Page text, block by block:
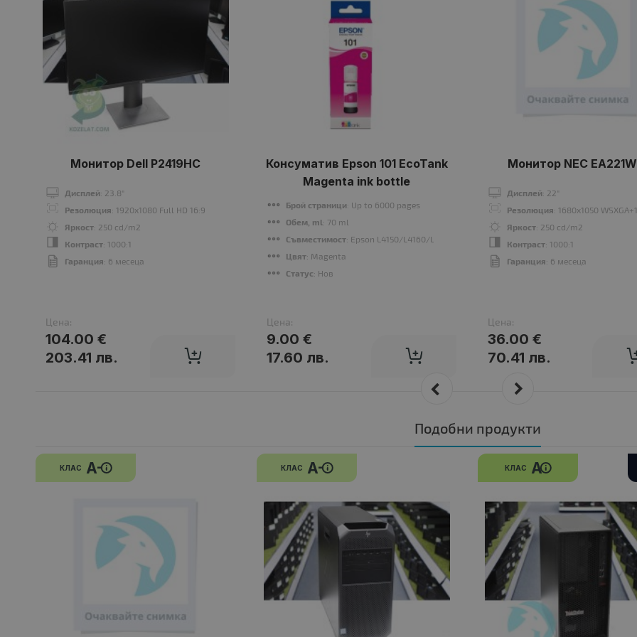
Монитор Dell P2419HC
Дисплей: 23.8"
Резолюция: 1920x1080 Full HD 16:9
Яркост: 250 cd/m2
Контраст: 1000:1
Гаранция: 6 месеца
Цена:
104.00 €
203.41 лв.
Консуматив Epson 101 EcoTank
Magenta ink bottle
Брой страници: Up to 6000 pages
Обем, ml : 70 ml
Съвместимост: Epson L4150/L4160/L6160/L6170/L6190 WiFi MFP
Цвят: Magenta
Статус: Нов
Цена:
9.00 €
17.60 лв.
Монитор NEC
Дисплей: 22"
Резолюция: 1680x1050
Яркост: 250 cd/m2
Контраст: 1000:1
Гаранция: 6 месеца
Цена:
36.00 €
70.41 лв.
Подобни продукти
КЛАС A- КЛАС A- КЛАС A